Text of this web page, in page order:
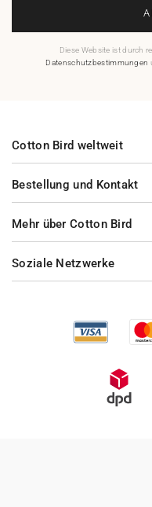
Diese Website ist durch
Datenschutzbestimmungen
Bestellung und Kontakt
Mehr über Cotton Bird
Cotton Bird weltweit
Soziale Netzwerke